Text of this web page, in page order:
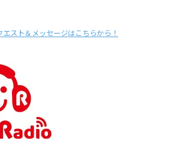
エスト＆メッセージはこちらから！